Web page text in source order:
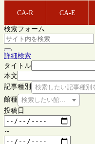
CA-R CA-E
検索フォーム
詳細検索
タイトル
本文
記事種別
検索したい記事種別
館種 検索したい館種を選択し
投稿日
～